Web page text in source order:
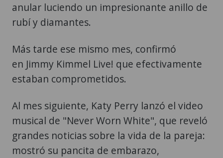
anular luciendo un impresionante anillo de
rubí y diamantes.
Más tarde ese mismo mes, confirmó
en Jimmy Kimmel Live! que efectivamente
estaban comprometidos.
Al mes siguiente, Katy Perry lanzó el video
musical de "Never Worn White", que reveló
grandes noticias sobre la vida de la pareja:
mostró su pancita de embarazo,